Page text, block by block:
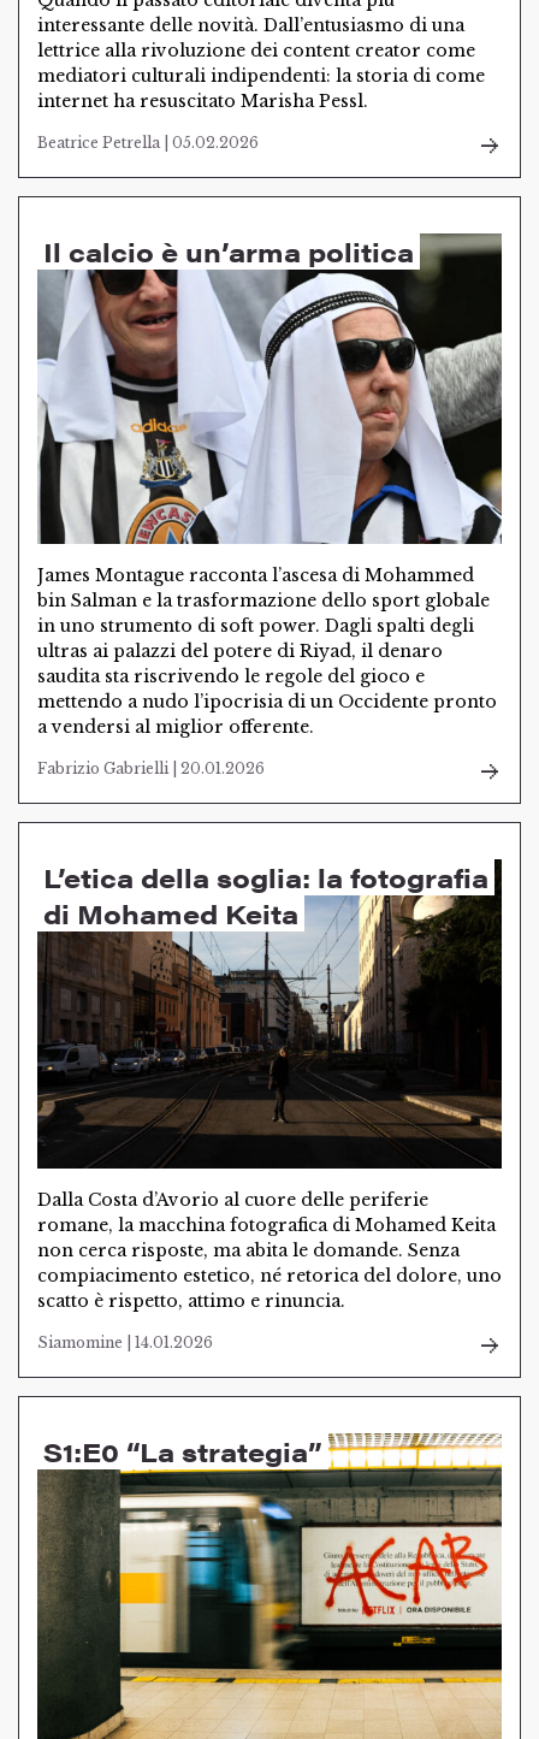
interessante delle novità. Dall’entusiasmo di una
lettrice alla rivoluzione dei content creator come
mediatori culturali indipendenti: la storia di come
internet ha resuscitato Marisha Pessl.
Beatrice Petrella | 05.02.2026
Il calcio è un’arma politica
James Montague racconta l’ascesa di Mohammed
bin Salman e la trasformazione dello sport globale
in uno strumento di soft power. Dagli spalti degli
ultras ai palazzi del potere di Riyad, il denaro
saudita sta riscrivendo le regole del gioco e
mettendo a nudo l’ipocrisia di un Occidente pronto
a vendersi al miglior offerente.
Fabrizio Gabrielli | 20.01.2026
L’etica della soglia: la fotografia
di Mohamed Keita
Dalla Costa d’Avorio al cuore delle periferie
romane, la macchina fotografica di Mohamed Keita
non cerca risposte, ma abita le domande. Senza
compiacimento estetico, né retorica del dolore, uno
scatto è rispetto, attimo e rinuncia.
Siamomine | 14.01.2026
S1:E0 “La strategia”